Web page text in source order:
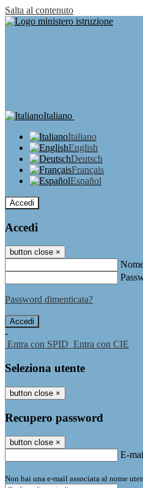
Salta al contenuto
Italiano
Italiano
English
Deutsch
Français
Español
Accedi
Accedi
button close ×
Password dimenticata?
-
Entra con SPID Entra con CIE
Seleziona utente
button close ×
Recupero password
button close ×
E-
Non hai una e-mail associata al nome